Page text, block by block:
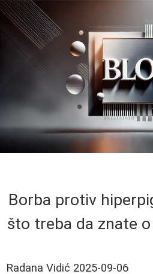
Borba protiv
što treba da znate
Radana Vidić 2025-09-06